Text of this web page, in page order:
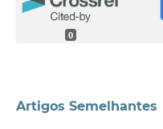
0
Artigos Semelhantes